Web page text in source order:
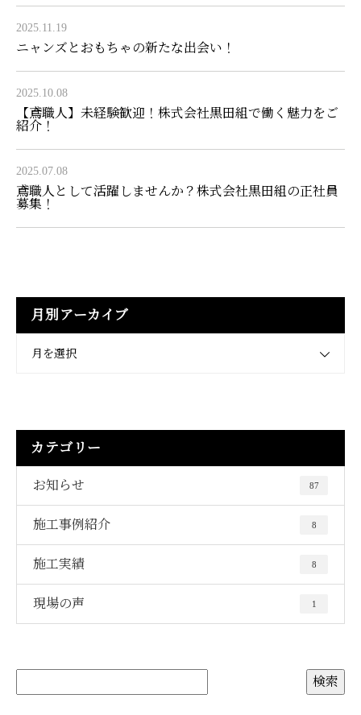
2025.11.19
ニャンズとおもちゃの新たな出会い！
2025.10.08
【鳶職人】未経験歓迎！株式会社黒田組で働く魅力をご
紹介！
2025.07.08
鳶職人として活躍しませんか？株式会社黒田組の正社員
募集！
月別アーカイブ
月を選択
カテゴリー
お知らせ 87
施工事例紹介 8
施工実績 8
現場の声 1